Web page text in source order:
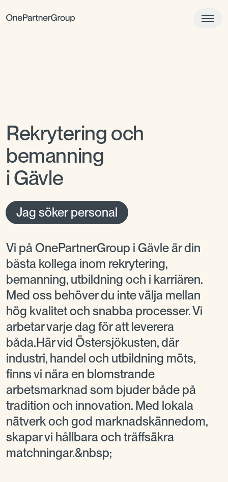
Rekrytering och
bemanning
i Gävle
Jag söker personal
Vi på OnePartnerGroup i Gävle är din
bästa kollega inom rekrytering,
bemanning, utbildning och i karriären.
Med oss behöver du inte välja mellan
hög kvalitet och snabba processer. Vi
arbetar varje dag för att leverera
båda.Här vid Östersjökusten, där
industri, handel och utbildning möts,
finns vi nära en blomstrande
arbetsmarknad som bjuder både på
tradition och innovation. Med lokala
nätverk och god marknadskännedom,
skapar vi hållbara och träffsäkra
matchningar.&nbsp;